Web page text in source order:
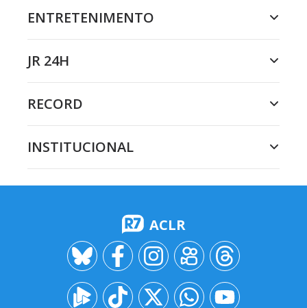
ENTRETENIMENTO
JR 24H
RECORD
INSTITUCIONAL
ACLR